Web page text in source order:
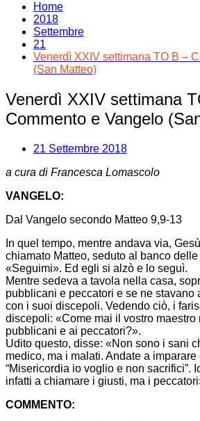
Home
2018
Settembre
21
Venerdì XXIV settimana TO B –
(San Matteo)
Venerdì XXIV settimana
Commento e Vangelo
21 Settembre 2018
a cura di Francesca Lomascolo
VANGELO:
Dal Vangelo secondo Matteo 9,9-13
In quel tempo, mentre andava via,
chiamato Matteo, seduto al banco
«Seguimi». Ed egli si alzò e lo seguì.
Mentre sedeva a tavola nella casa,
pubblicani e peccatori e se ne stavano
con i suoi discepoli. Vedendo ciò, i
discepoli: «Come mai il vostro maestro
pubblicani e ai peccatori?».
Udito questo, disse: «Non sono i sani
medico, ma i malati. Andate a
“Misericordia io voglio e non sacrifici”.
infatti a chiamare i giusti, ma i
COMMENTO: